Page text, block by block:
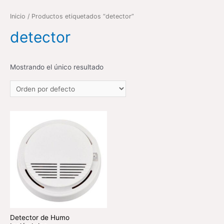
Inicio / Productos etiquetados “detector”
detector
Mostrando el único resultado
Detector de Humo